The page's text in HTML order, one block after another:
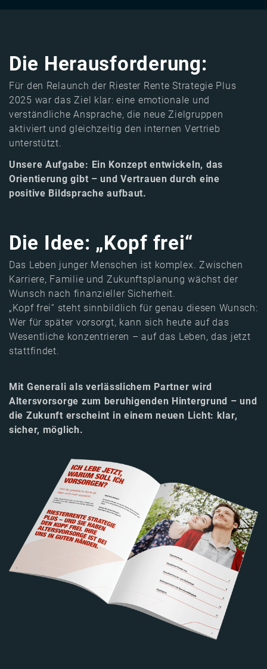
Die Herausforderung:
Für den Relaunch der Riester Rente Strategie Plus
2025 war das Ziel klar: eine emotionale und
verständliche Ansprache, die neue Zielgruppen
aktiviert und gleichzeitig den internen Vertrieb
unterstützt.
Unsere Aufgabe: Ein Konzept entwickeln, das
Orientierung gibt – und Vertrauen durch eine
positive Bildsprache aufbaut.
Die Idee: „Kopf frei“
Das Leben junger Menschen ist komplex. Zwischen
Karriere, Familie und Zukunftsplanung wächst der
Wunsch nach finanzieller Sicherheit.
„Kopf frei“ steht sinnbildlich für genau diesen Wunsch:
Wer für später vorsorgt, kann sich heute auf das
Wesentliche konzentrieren – auf das Leben, das jetzt
stattfindet.
Mit Generali als verlässlichem Partner wird
Altersvorsorge zum beruhigenden Hintergrund – und
die Zukunft erscheint in einem neuen Licht: klar,
sicher, möglich.